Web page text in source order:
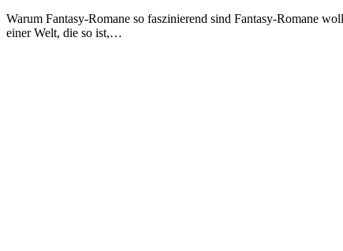
Warum Fantasy-Romane so faszinierend sind Fantasy-Romane
einer Welt, die so ist,…